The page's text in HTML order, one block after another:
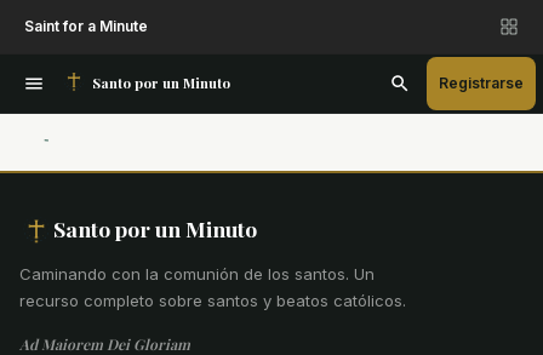
Saint for a Minute
Santo por un Minuto Registrarse
Santo por un Minuto
Caminando con la comunión de los santos. Un
recurso completo sobre santos y beatos católicos.
Ad Maiorem Dei Gloriam